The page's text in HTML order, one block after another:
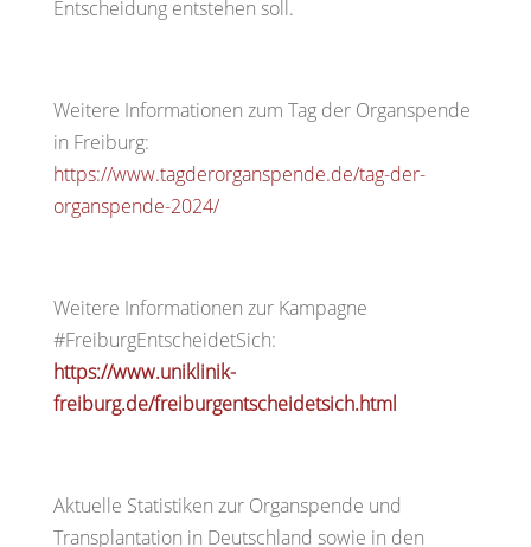
Entscheidung entstehen soll.
Weitere Informationen zum Tag der Organspende
in Freiburg:
https://www.tagderorganspende.de/tag-der-
organspende-2024/
Weitere Informationen zur Kampagne
#FreiburgEntscheidetSich:
https://www.uniklinik-
freiburg.de/freiburgentscheidetsich.html
Aktuelle Statistiken zur Organspende und
Transplantation in Deutschland sowie in den